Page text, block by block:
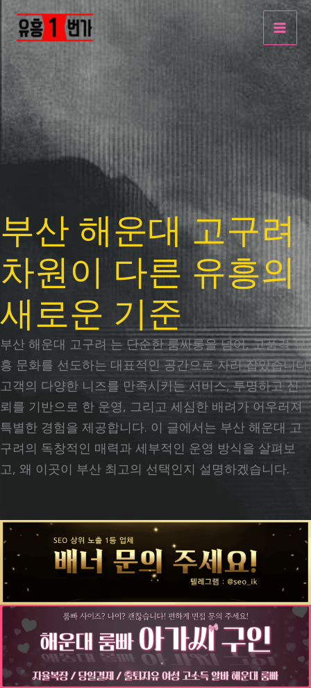
텐
츠
로
건
너
뛰
기
부산 해운대 고구려
차원이 다른 유흥의
새로운 기준
부산 해운대 고구려 는 단순한 룸싸롱을 넘어, 고품격 유
흥 문화를 선도하는 대표적인 공간으로 자리 잡았습니다.
고객의 다양한 니즈를 만족시키는 서비스, 투명하고 신
뢰를 기반으로 한 운영, 그리고 세심한 배려가 어우러져
특별한 경험을 제공합니다. 이 글에서는 부산 해운대 고
구려의 독창적인 매력과 세부적인 운영 방식을 살펴보
고, 왜 이곳이 부산 최고의 선택인지 설명하겠습니다.